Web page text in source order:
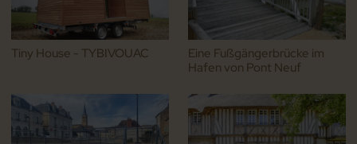
Tiny House - TYBIVOUAC
Eine Fußgängerbrücke im
Hafen von Pont Neuf